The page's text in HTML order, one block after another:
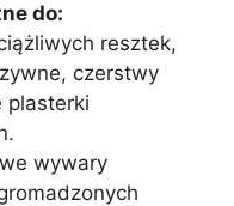
do:
resztek,
czerstwy
plasterki
wywary